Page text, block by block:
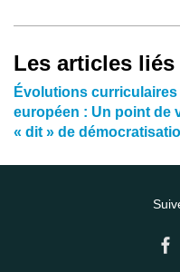
Les articles liés
Évolutions
européen : Un point de
« dit » de